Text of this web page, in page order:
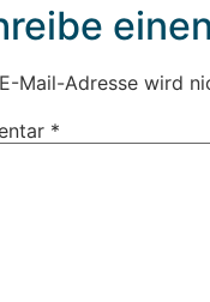
Mail-Adresse wird
*